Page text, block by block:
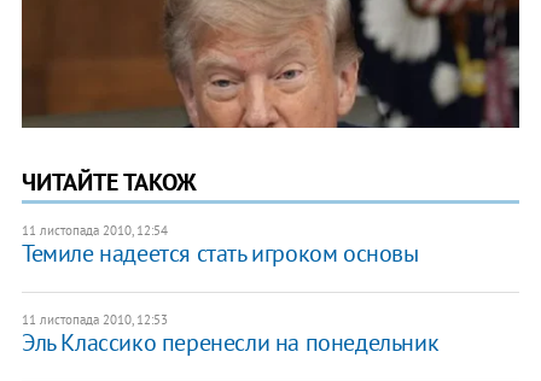
ЧИТАЙТЕ ТАКОЖ
11 листопада 2010, 12:54
Темиле надеется стать игроком основы
11 листопада 2010, 12:53
Эль Классико перенесли на понедельник